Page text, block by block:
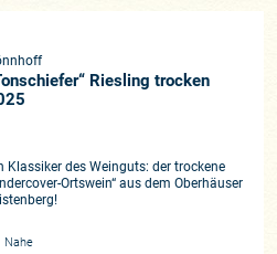
Riesling trocken
Klassiker des Weinguts: der trockene
Ortswein“ aus dem Oberhäuser
Nahe